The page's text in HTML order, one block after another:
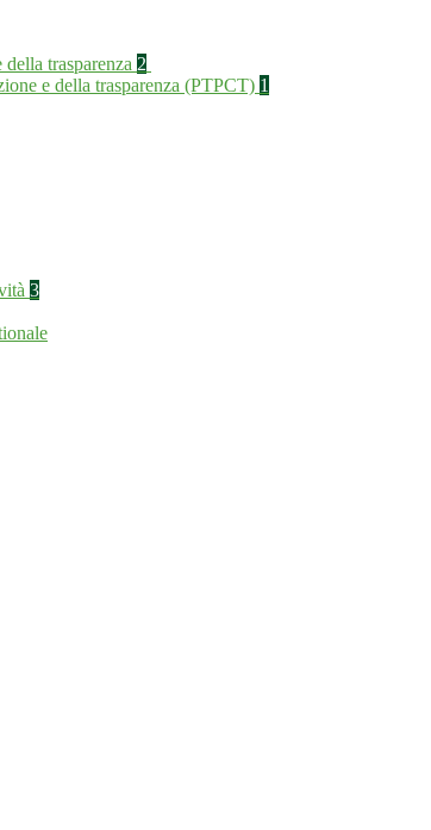
trasparenza 2
e della trasparenza (PTPCT) 1
3